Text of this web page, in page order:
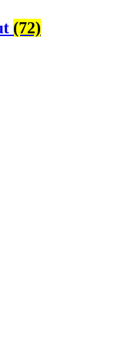
(72)